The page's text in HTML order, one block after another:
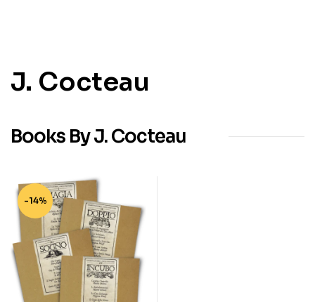
J. Cocteau
Books By J. Cocteau
-14%